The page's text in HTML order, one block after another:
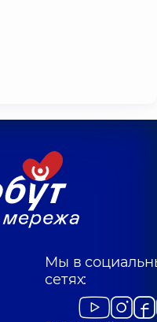
Мы в
сетях: